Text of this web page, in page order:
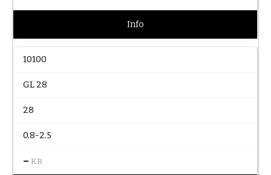
Info
10100
GL 28
28
0.8-2.5
– KR